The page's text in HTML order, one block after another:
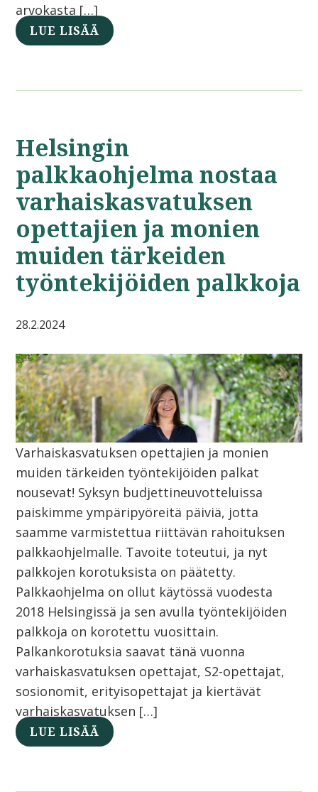
arvokasta […]
LUE LISÄÄ
Helsingin
palkkaohjelma nostaa
varhaiskasvatuksen
opettajien ja monien
muiden tärkeiden
työntekijöiden palkkoja
28.2.2024
Varhaiskasvatuksen opettajien ja monien
muiden tärkeiden työntekijöiden palkat
nousevat! Syksyn budjettineuvotteluissa
paiskimme ympäripyöreitä päiviä, jotta
saamme varmistettua riittävän rahoituksen
palkkaohjelmalle. Tavoite toteutui, ja nyt
palkkojen korotuksista on päätetty.
Palkkaohjelma on ollut käytössä vuodesta
2018 Helsingissä ja sen avulla työntekijöiden
palkkoja on korotettu vuosittain.
Palkankorotuksia saavat tänä vuonna
varhaiskasvatuksen opettajat, S2-opettajat,
sosionomit, erityisopettajat ja kiertävät
varhaiskasvatuksen […]
LUE LISÄÄ